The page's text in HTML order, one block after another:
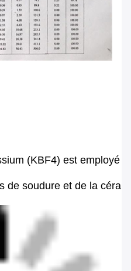
(KBF4) est employé
de soudure et de la